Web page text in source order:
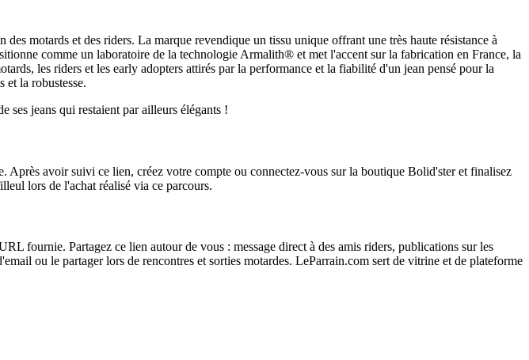
motards et des riders. La marque revendique un tissu unique offrant une très haute résistance à
comme un laboratoire de la technologie Armalith® et met l'accent sur la fabrication en France, la
les riders et les early adopters attirés par la performance et la fiabilité d'un jean pensé pour la
et la robustesse.
ses jeans qui restaient par ailleurs élégants !
avoir suivi ce lien, créez votre compte ou connectez-vous sur la boutique Bolid'ster et finalisez
lors de l'achat réalisé via ce parcours.
fournie. Partagez ce lien autour de vous : message direct à des amis riders, publications sur les
ou le partager lors de rencontres et sorties motardes. LeParrain.com sert de vitrine et de plateforme